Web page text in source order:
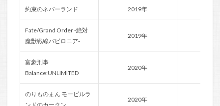
約束のネバーランド 2019年
Fate/Grand Order -絶対
魔獣戦線バビロニア-
2019年
富豪刑事
Balance:UNLIMITED
2020年
のりものまん モービルラ
2020年